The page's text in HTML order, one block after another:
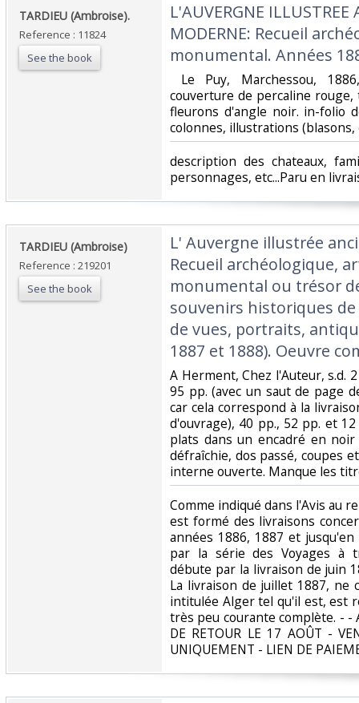
‎TARDIEU (Ambroise).‎
Reference : 11824
See the book
‎L'AUVERGNE ILLUSTREE
MODERNE: Recueil
monumental. Années
Le Puy, Marchessou,
couverture de percaline
fleurons d'angle noir. in-folio
colonnes, illustrations (blasons,
‎description des chateaux,
personnages, etc...Paru en
‎TARDIEU (Ambroise)‎
Reference : 219201
See the book
‎L' Auvergne illustrée
Recueil archéologique,
monumental ou trésor
souvenirs historiques
de vues, portraits,
1887 et 1888). Oeuvre
‎A Herment, Chez l'Auteur, s.d.
95 pp. (avec un saut de page
car cela correspond à la
d'ouvrage), 40 pp., 52 pp. et
plats dans un encadré en
défraîchie, dos passé, coupes
interne ouverte. Manque les
‎Comme indiqué dans l'Avis au
est formé des livraisons
années 1886, 1887 et
par la série des Voyages à
débute par la livraison de juin
La livraison de juillet 1887, ne
intitulée Alger tel qu'il est, est
très peu courante complète. - -
DE RETOUR LE 17 AOÛT -
UNIQUEMENT - LIEN DE